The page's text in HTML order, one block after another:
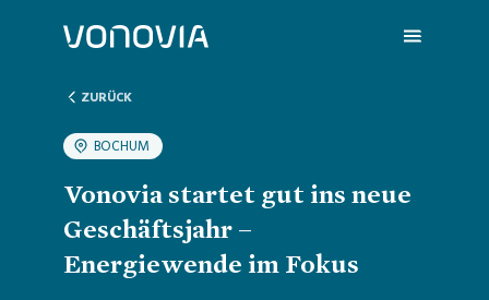
Über uns
Nachhaltigkeit
ZURÜCK
BOCHUM
Vonovia startet gut ins neue
Geschäftsjahr –
Energiewende im Fokus